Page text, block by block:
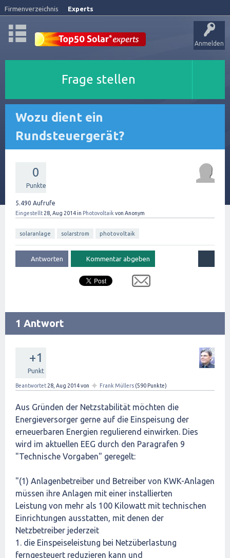
Firmenverzeichnis Experts
Anmelden
Frage stellen
Wozu dient ein
Rundsteuergerät?
0
Punkte
5.490 Aufrufe
Eingestellt 28, Aug 2014in Photovoltaik von Anonym
solaranlage solarstrom photovoltaik
1 Antwort
+1
Punkt
Beantwortet 28, Aug 2014von ✦ Frank Müllers (590 Punkte)
Aus Gründen der Netzstabilität möchten die
Energieversorger gerne auf die Einspeisung der
erneuerbaren Energien regulierend einwirken. Dies
wird im aktuellen EEG durch den Paragrafen 9
"Technische Vorgaben" geregelt:
"(1) Anlagenbetreiber und Betreiber von KWK-Anlagen
müssen ihre Anlagen mit einer installierten
Leistung von mehr als 100 Kilowatt mit technischen
Einrichtungen ausstatten, mit denen der
Netzbetreiber jederzeit
1. die Einspeiseleistung bei Netzüberlastung
ferngesteuert reduzieren kann und